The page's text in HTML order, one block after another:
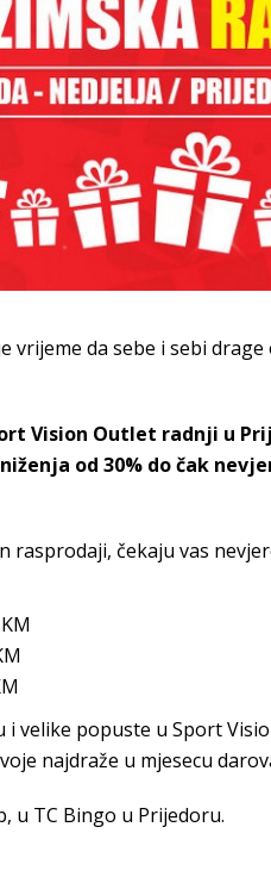
vrijeme da sebe i sebi
Vision Outlet radnji u
od 30% do čak
rasprodaji, čekaju vas
velike popuste u Sport
najdraže u mjesecu
u TC Bingo u Prijedoru.